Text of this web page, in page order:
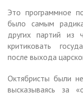
Это программное
было самым
других партий из
критиковать
после выхода
Октябристы были
высказываясь за